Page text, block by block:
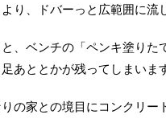
り、ドバーっと広範囲に流
、ベンチの「ペンキ塗りた
あととかが残ってしまいま
の家との境目にコンクリー